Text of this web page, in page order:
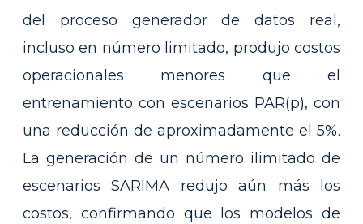
del proceso generador de datos real,
incluso en número limitado, produjo costos
operacionales menores que el
entrenamiento con escenarios PAR(p), con
una reducción de aproximadamente el 5%.
La generación de un número ilimitado de
escenarios SARIMA redujo aún más los
costos, confirmando que los modelos de